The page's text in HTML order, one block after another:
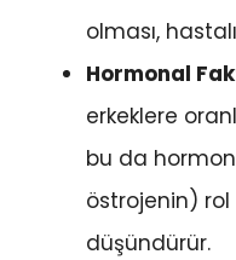
olması,
Hormonal
erkeklere
bu da
östrojenin)
düşündürür.